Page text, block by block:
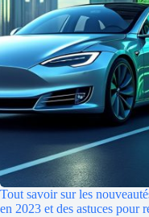
Tout savoir sur les
en 2023 et des astuces pour